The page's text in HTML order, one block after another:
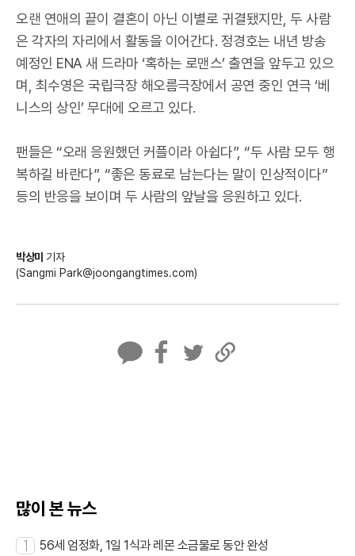
오랜 연애의 끝이 결혼이 아닌 이별로 귀결됐지만, 두 사람
은 각자의 자리에서 활동을 이어간다. 정경호는 내년 방송
예정인 ENA 새 드라마 ‘혹하는 로맨스’ 출연을 앞두고 있으
며, 최수영은 국립극장 해오름극장에서 공연 중인 연극 ‘베
니스의 상인’ 무대에 오르고 있다.
팬들은 “오래 응원했던 커플이라 아쉽다”, “두 사람 모두 행
복하길 바란다”, “좋은 동료로 남는다는 말이 인상적이다”
등의 반응을 보이며 두 사람의 앞날을 응원하고 있다.
박상미 기자
(Sangmi Park@joongangtimes.com)
많이 본 뉴스
1 56세 엄정화, 1일 1식과 레몬 소금물로 동안 완성